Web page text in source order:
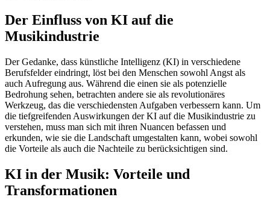
Der Einfluss von KI auf die
Musikindustrie
Der Gedanke, dass künstliche Intelligenz (KI) in verschiedene
Berufsfelder eindringt, löst bei den Menschen sowohl Angst als
auch Aufregung aus. Während die einen sie als potenzielle
Bedrohung sehen, betrachten andere sie als revolutionäres
Werkzeug, das die verschiedensten Aufgaben verbessern kann. Um
die tiefgreifenden Auswirkungen der KI auf die Musikindustrie zu
verstehen, muss man sich mit ihren Nuancen befassen und
erkunden, wie sie die Landschaft umgestalten kann, wobei sowohl
die Vorteile als auch die Nachteile zu berücksichtigen sind.
KI in der Musik: Vorteile und
Transformationen